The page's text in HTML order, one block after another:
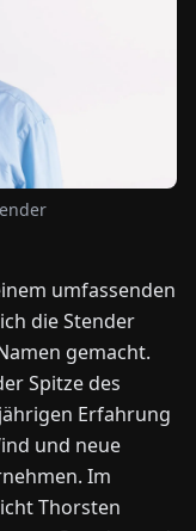
umfassenden
die Stender
gemacht.
Spitze des
Erfahrung
und neue
Im
Thorsten